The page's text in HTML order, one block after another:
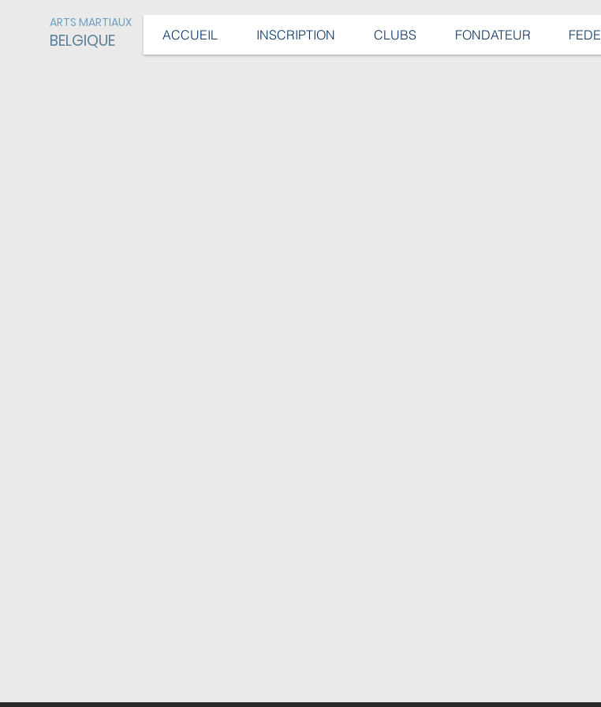
ARTS MARTIAUX
BELGIQUE ACCUEIL INSCRIPTION CLUBS FONDATEUR